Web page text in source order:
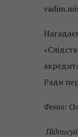
Ради
Фото: